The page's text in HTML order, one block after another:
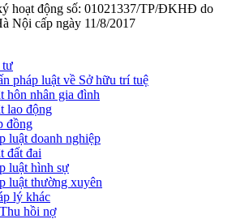
hoạt động số: 01021337/TP/ĐKHĐ do
Nội cấp ngày 11/8/2017
tư
pháp luật về Sở hữu trí tuệ
hôn nhân gia đình
lao động
đồng
luật doanh nghiệp
đất đai
luật hình sự
luật thường xuyên
lý khác
hồi nợ